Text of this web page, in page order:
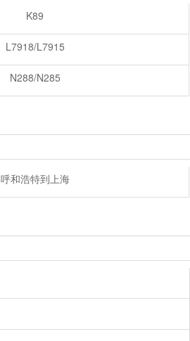
K89
L7918/L7915
N288/N285
呼和浩特到上海